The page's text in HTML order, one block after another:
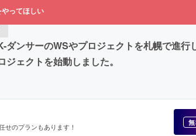
ってほしい
ンサーのWSやプロジェクトを札幌で進行
ェクトを始動しました。
せのプランもあります！